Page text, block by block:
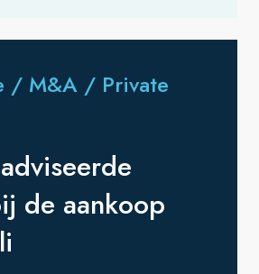
/ M&A / Private
de aankoop